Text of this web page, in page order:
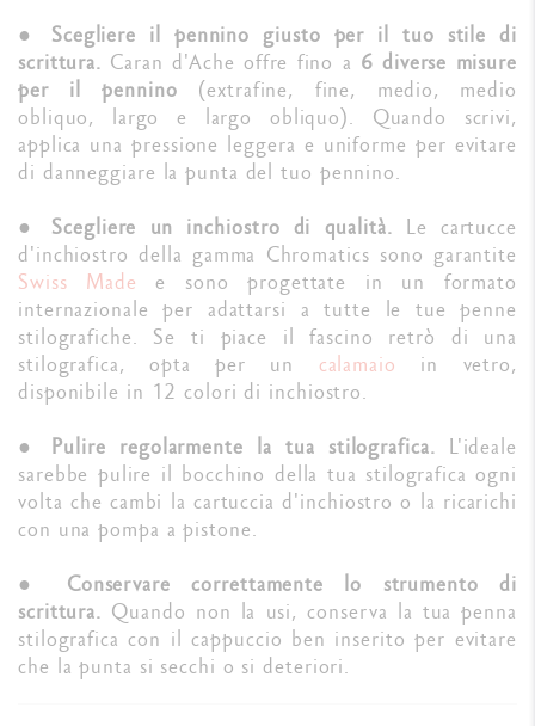
● Scegliere il pennino giusto per il tuo stile di
scrittura. Caran d'Ache offre fino a 6 diverse misure
per il pennino (extrafine, fine, medio, medio
obliquo, largo e largo obliquo). Quando scrivi,
applica una pressione leggera e uniforme per evitare
di danneggiare la punta del tuo pennino.
● Scegliere un inchiostro di qualità. Le cartucce
d'inchiostro della gamma Chromatics sono garantite
Swiss Made e sono progettate in un formato
internazionale per adattarsi a tutte le tue penne
stilografiche. Se ti piace il fascino retrò di una
stilografica, opta per un calamaio in vetro,
disponibile in 12 colori di inchiostro.
● Pulire regolarmente la tua stilografica. L'ideale
sarebbe pulire il bocchino della tua stilografica ogni
volta che cambi la cartuccia d'inchiostro o la ricarichi
con una pompa a pistone.
● Conservare correttamente lo strumento di
scrittura. Quando non la usi, conserva la tua penna
stilografica con il cappuccio ben inserito per evitare
che la punta si secchi o si deteriori.